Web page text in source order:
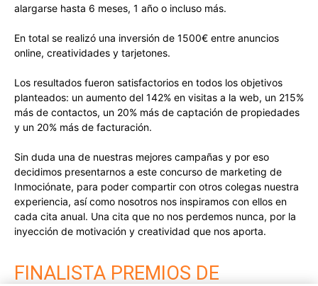
alargarse hasta 6 meses, 1 año o incluso más.
En total se realizó una inversión de 1500€ entre anuncios
online, creatividades y tarjetones.
Los resultados fueron satisfactorios en todos los objetivos
planteados: un aumento del 142% en visitas a la web, un 215%
más de contactos, un 20% más de captación de propiedades
y un 20% más de facturación.
Sin duda una de nuestras mejores campañas y por eso
decidimos presentarnos a este concurso de marketing de
Inmociónate, para poder compartir con otros colegas nuestra
experiencia, así como nosotros nos inspiramos con ellos en
cada cita anual. Una cita que no nos perdemos nunca, por la
inyección de motivación y creatividad que nos aporta.
FINALISTA PREMIOS DE